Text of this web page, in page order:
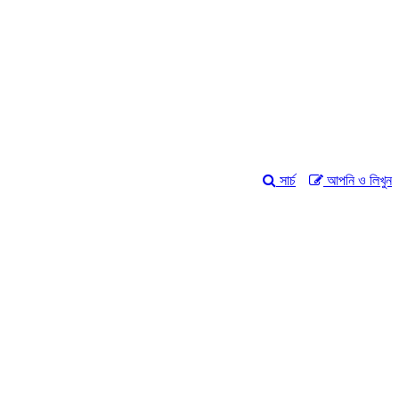
আপনি ও লিখুন
সার্চ